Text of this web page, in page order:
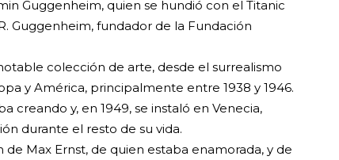
Guggenheim, quien se hundió con el Titanic
Guggenheim, fundador de la Fundación
colección de arte, desde el surrealismo
y América, principalmente entre 1938 y 1946.
creando y, en 1949, se instaló en Venecia,
durante el resto de su vida.
de Max Ernst, de quien estaba enamorada, y de